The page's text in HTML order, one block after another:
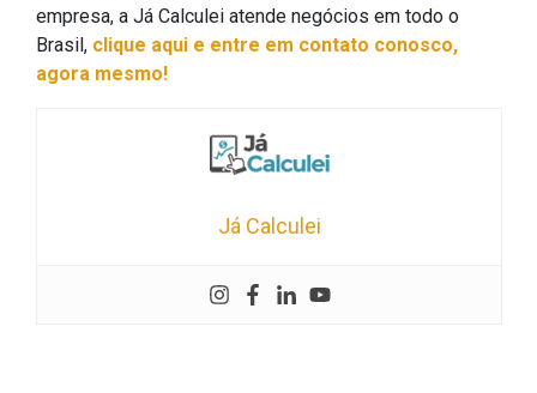
empresa, a Já Calculei atende negócios em todo o
Brasil, clique aqui e entre em contato conosco,
agora mesmo!
Já Calculei